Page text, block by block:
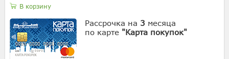
В корзину
Рассрочка на 3 месяца
по карте "Карта покупок"